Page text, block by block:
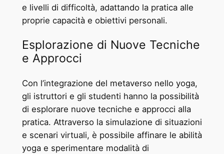
e livelli di difficoltà, adattando la pratica alle
proprie capacità e obiettivi personali.
Esplorazione di Nuove Tecniche
e Approcci
Con l’integrazione del metaverso nello yoga,
gli istruttori e gli studenti hanno la possibilità
di esplorare nuove tecniche e approcci alla
pratica. Attraverso la simulazione di situazioni
e scenari virtuali, è possibile affinare le abilità
yoga e sperimentare modalità di